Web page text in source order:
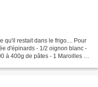
qu'il restait dans le frigo.... Pour
d'épinards - 1/2 oignon blanc -
à 400g de pâtes - 1 Maroilles -